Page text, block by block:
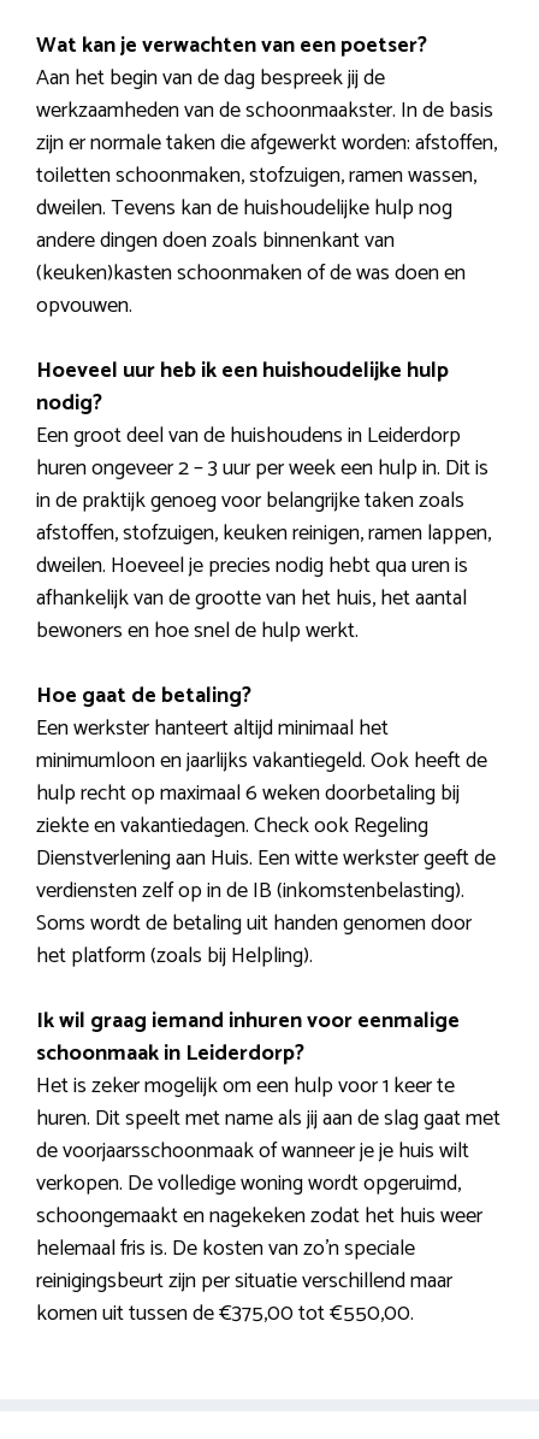
Wat kan je verwachten van een poetser?
Aan het begin van de dag bespreek jij de
werkzaamheden van de schoonmaakster. In de basis
zijn er normale taken die afgewerkt worden: afstoffen,
toiletten schoonmaken, stofzuigen, ramen wassen,
dweilen. Tevens kan de huishoudelijke hulp nog
andere dingen doen zoals binnenkant van
(keuken)kasten schoonmaken of de was doen en
opvouwen.
Hoeveel uur heb ik een huishoudelijke hulp
nodig?
Een groot deel van de huishoudens in Leiderdorp
huren ongeveer 2 – 3 uur per week een hulp in. Dit is
in de praktijk genoeg voor belangrijke taken zoals
afstoffen, stofzuigen, keuken reinigen, ramen lappen,
dweilen. Hoeveel je precies nodig hebt qua uren is
afhankelijk van de grootte van het huis, het aantal
bewoners en hoe snel de hulp werkt.
Hoe gaat de betaling?
Een werkster hanteert altijd minimaal het
minimumloon en jaarlijks vakantiegeld. Ook heeft de
hulp recht op maximaal 6 weken doorbetaling bij
ziekte en vakantiedagen. Check ook Regeling
Dienstverlening aan Huis. Een witte werkster geeft de
verdiensten zelf op in de IB (inkomstenbelasting).
Soms wordt de betaling uit handen genomen door
het platform (zoals bij Helpling).
Ik wil graag iemand inhuren voor eenmalige
schoonmaak in Leiderdorp?
Het is zeker mogelijk om een hulp voor 1 keer te
huren. Dit speelt met name als jij aan de slag gaat met
de voorjaarsschoonmaak of wanneer je je huis wilt
verkopen. De volledige woning wordt opgeruimd,
schoongemaakt en nagekeken zodat het huis weer
helemaal fris is. De kosten van zo’n speciale
reinigingsbeurt zijn per situatie verschillend maar
komen uit tussen de €375,00 tot €550,00.